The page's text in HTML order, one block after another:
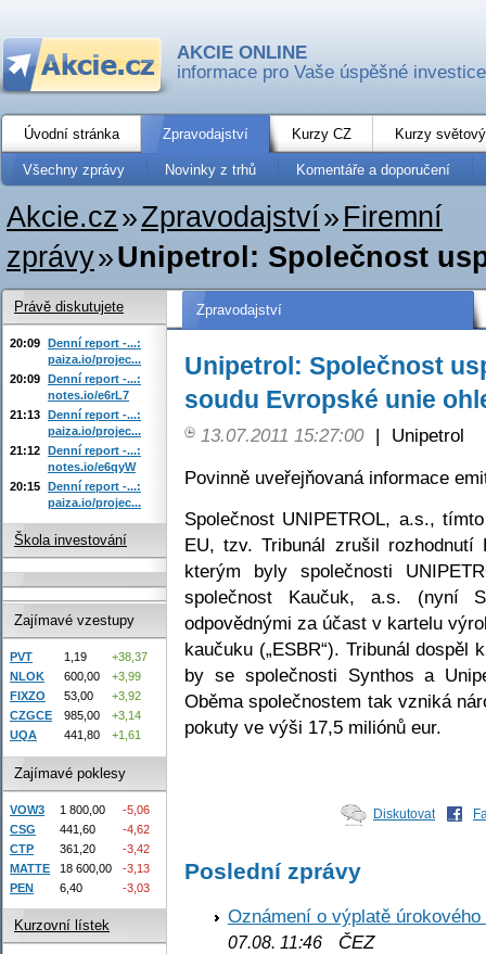
AKCIE ONLINE
informace pro Vaše úspěšné investice
Úvodní stránka Zpravodajství Kurzy CZ Kurzy
Všechny zprávy Novinky z trhů Komentáře a doporučení
Akcie.cz»Zpravodajství» Firemní
zprávy»Unipetrol: Společnost
Zpravodajství
Unipetrol: Společnost
soudu Evropské unie
13.07.2011 15:27:00 |
Unipetrol
Povinně uveřejňovaná informace
Společnost UNIPETROL, a.s.,
EU, tzv. Tribunál zrušil
kterým byly společnosti
společnost Kaučuk, a.s. (nyní
odpovědnými za účast v kartelu
kaučuku („ESBR“). Tribunál
by se společnosti Synthos a
Oběma společnostem tak vzniká
pokuty ve výši 17,5 miliónů eur.
Diskutovat
Poslední zprávy
Oznámení o výplatě
07.08. 11:46 ČEZ
Právě diskutujete
20:09 Denní report -...:
paiza.io/projec...
20:09 Denní report -...:
notes.io/e6rL7
21:13 Denní report -...:
paiza.io/projec...
21:12 Denní report -...:
notes.io/e6qyW
20:15 Denní report -...:
paiza.io/projec...
Škola investování
Zajímavé vzestupy
PVT 1,19
+38,37
NLOK
600,00
+3,99
FIXZO
53,00
+3,92
CZGCE
985,00
+3,14
UQA
441,80 +1,61
Zajímavé poklesy
VOW3 1 800,00
-5,06
CSG
441,60
-4,62
CTP
361,20
-3,42
MATTE
18 600,00
-3,13
PEN
6,40 -3,03
Kurzovní lístek